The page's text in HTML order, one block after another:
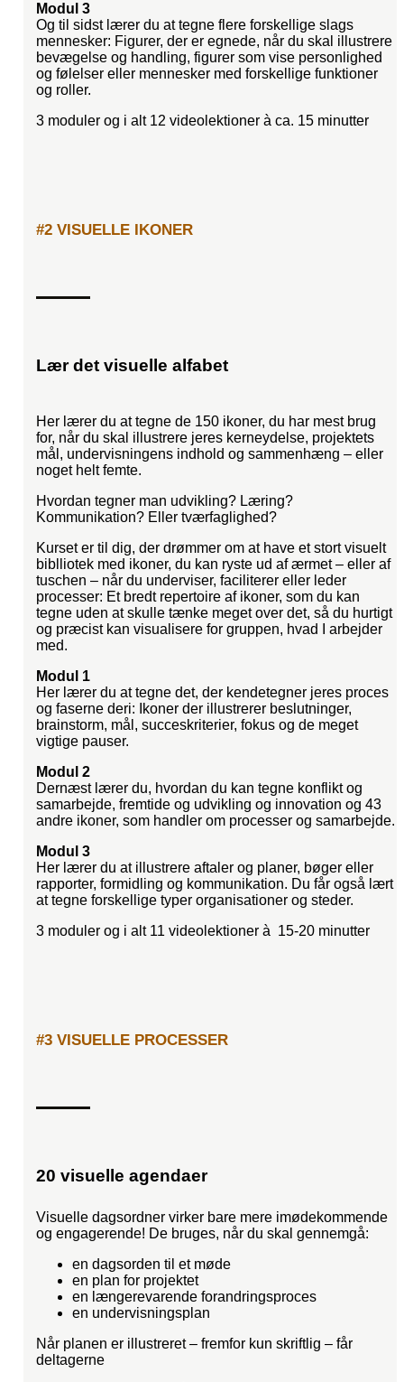
Modul 3
Og til sidst lærer du at tegne flere forskellige slags
mennesker: Figurer, der er egnede, når du skal illustrere
bevægelse og handling, figurer som vise personlighed
og følelser eller mennesker med forskellige funktioner
og roller.
3 moduler og i alt 12 videolektioner à ca. 15 minutter
#2 VISUELLE IKONER
Lær det visuelle alfabet
Her lærer du at tegne de 150 ikoner, du har mest brug
for, når du skal illustrere jeres kerneydelse, projektets
mål, undervisningens indhold og sammenhæng – eller
noget helt femte.
Hvordan tegner man udvikling? Læring?
Kommunikation? Eller tværfaglighed?
Kurset er til dig, der drømmer om at have et stort visuelt
biblliotek med ikoner, du kan ryste ud af ærmet – eller af
tuschen – når du underviser, faciliterer eller leder
processer: Et bredt repertoire af ikoner, som du kan
tegne uden at skulle tænke meget over det, så du hurtigt
og præcist kan visualisere for gruppen, hvad I arbejder
med.
Modul 1
Her lærer du at tegne det, der kendetegner jeres proces
og faserne deri: Ikoner der illustrerer beslutninger,
brainstorm, mål, succeskriterier, fokus og de meget
vigtige pauser.
Modul 2
Dernæst lærer du, hvordan du kan tegne konflikt og
samarbejde, fremtide og udvikling og innovation og 43
andre ikoner, som handler om processer og samarbejde.
Modul 3
Her lærer du at illustrere aftaler og planer, bøger eller
rapporter, formidling og kommunikation. Du får også lært
at tegne forskellige typer organisationer og steder.
3 moduler og i alt 11 videolektioner à 15-20 minutter
#3 VISUELLE PROCESSER
20 visuelle agendaer
Visuelle dagsordner virker bare mere imødekommende
og engagerende! De bruges, når du skal gennemgå:
en dagsorden til et møde
en plan for projektet
en længerevarende forandringsproces
en undervisningsplan
Når planen er illustreret – fremfor kun skriftlig – får
deltagerne